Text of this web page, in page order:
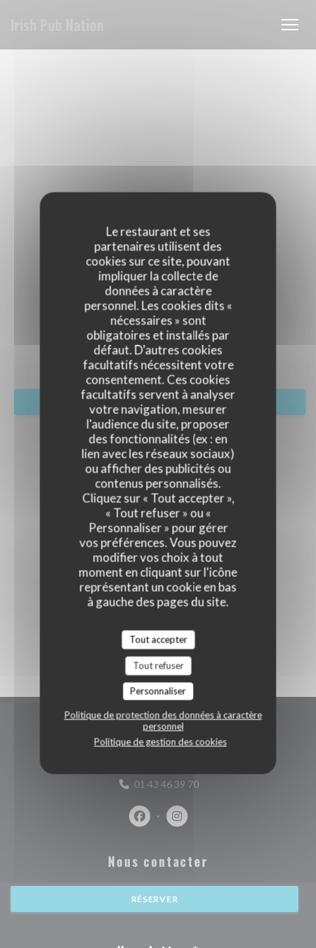
Le restaurant et ses
partenaires utilisent des
cookies sur ce site, pouvant
impliquer la collecte de
données à caractère
personnel. Les cookies dits «
nécessaires » sont
obligatoires et installés par
défaut. D'autres cookies
facultatifs nécessitent votre
consentement. Ces cookies
facultatifs servent à analyser
votre navigation, mesurer
l'audience du site, proposer
des fonctionnalités (ex : en
lien avec les réseaux sociaux)
ou afficher des publicités ou
contenus personnalisés.
Cliquez sur « Tout accepter »,
« Tout refuser » ou «
Personnaliser » pour gérer
vos préférences. Vous pouvez
modifier vos choix à tout
moment en cliquant sur l'icône
représentant un cookie en bas
à gauche des pages du site.
Tout accepter
Tout refuser
Personnaliser
Politique de protection des données à caractère
personnel
Politique de gestion des cookies
ÉVÈNEMENTS
RÉSERVER
Accès/Contact
((ouvre une
01 43 46 39 70
Facebook ((ouvre une nouvelle
Instagram ((ouvre une
Nous contacter
RÉSERVER